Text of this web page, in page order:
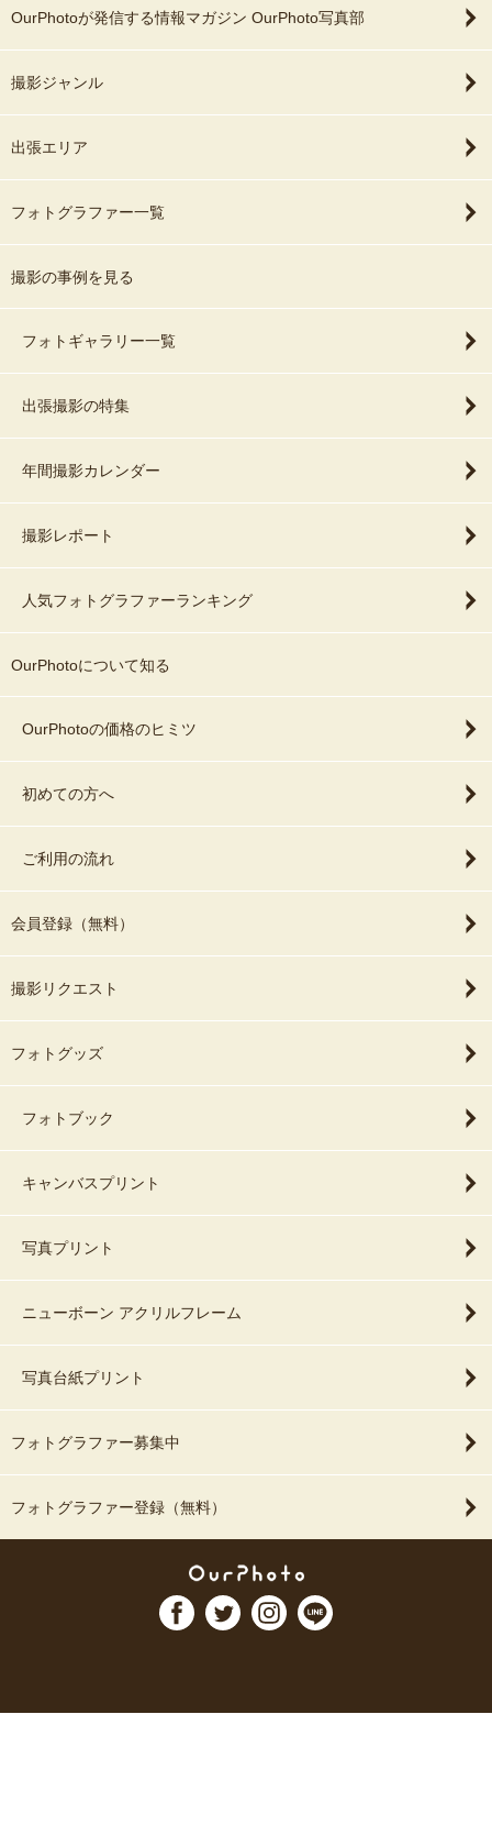
OurPhotoが発信する情報マガジン OurPhoto写真部
撮影ジャンル
出張エリア
フォトグラファー一覧
撮影の事例を見る
フォトギャラリー一覧
出張撮影の特集
年間撮影カレンダー
撮影レポート
人気フォトグラファーランキング
OurPhotoについて知る
OurPhotoの価格のヒミツ
初めての方へ
ご利用の流れ
会員登録（無料）
撮影リクエスト
フォトグッズ
フォトブック
キャンバスプリント
写真プリント
ニューボーン アクリルフレーム
写真台紙プリント
フォトグラファー募集中
フォトグラファー登録（無料）